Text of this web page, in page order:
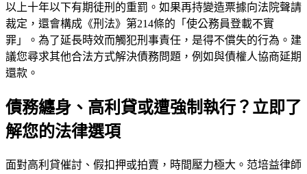
以上十年以下有期徒刑的重罰。如果再持變造票據向法院聲請
裁定，還會構成《刑法》第214條的「使公務員登載不實
罪」。為了延長時效而觸犯刑事責任，是得不償失的行為。建
議您尋求其他合法方式解決債務問題，例如與債權人協商延期
還款。
債務纏身、高利貸或遭強制執行？立即了
解您的法律選項
面對高利貸催討、假扣押或拍賣，時間壓力極大。 范培益律師